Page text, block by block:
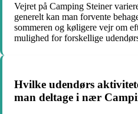
Vejret på Camping Steiner
generelt kan man forvente
sommeren og køligere vejr om
mulighed for forskellige
Hvilke udendørs
man deltage i nær